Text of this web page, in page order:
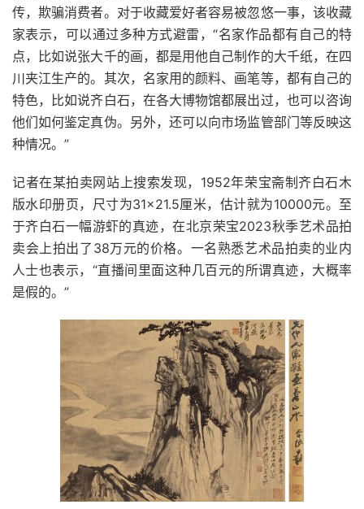
传，欺骗消费者。对于收藏爱好者容易被忽悠一事，该收藏
家表示，可以通过多种方式避雷，“名家作品都有自己的特
点，比如说张大千的画，都是用他自己制作的大千纸，在四
川夹江生产的。其次，名家用的颜料、画笔等，都有自己的
特色，比如说齐白石，在各大博物馆都展出过，也可以咨询
他们如何鉴定真伪。另外，还可以向市场监管部门等反映这
种情况。”
记者在某拍卖网站上搜索发现，1952年荣宝斋制齐白石木
版水印册页，尺寸为31×21.5厘米，估计就为10000元。至
于齐白石一幅游虾的真迹，在北京荣宝2023秋季艺术品拍
卖会上拍出了38万元的价格。一名熟悉艺术品拍卖的业内
人士也表示，“直播间里面这种几百元的所谓真迹，大概率
是假的。”